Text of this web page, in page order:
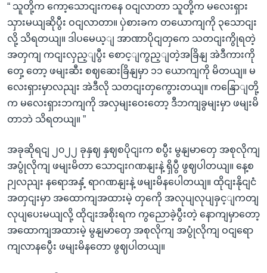
“ သူတို့က ကော့သောငျးကနေ ဝငျလာတာ သူတို့က မလေးရှား
သှားမယျဆိုပွီး ဝငျလာတာ။ ပှဲစားခက တယောကျကို ၃သောငျး
လို့ သိရတယျ။ ဒါပမေယ့ျ အာဏာပိုငျတှကေ သတငျးကွိုရတဲ့
အတှကျ ကငျးလှည့ျပွီး စောင့ျကွည့ျတဲ့အခြိနျ အဲဒီကားကို
တှေ့ တော့ ဖမျးဆီး စဈဆေးခြိနျမှာ ၁၁ ယောကျကို မိတယျ။ မ
လေးရှားမှာလညျး အဲဒီလို သတငျးတှကွေားတယျ။ ကနြောျတို့
က မလေးရှားဘကျကို အလှမျးဝေးတော့ ဒီဘကျခွမျးမှာ ဖမျးမိ
တာဘဲ သိရတယျ။ ”
အခုဆိုရငျ ၂၀၂၂ ခုနှဈ နှဈစပိုငျးက စပွီး မွနျမာတှေ အစုလိုကျ
အပွုံလိုကျ ဖမျးမိတာ သောငျးဂဏနျးနဲ့ ရှိပွီ ဖွဈပါတယျ။ နေ့စ
ဉျလညျး နရောအနှံ့ ရာဂဏနျးနဲ့ ဖမျးမိနပေါတယျ။ ထိုငျးနိုငျငံ
အတှငျးမှာ အထောကျအထားမဲ့ တှကေို အလုပျလုပျခှင့ျကတျ
လုပျပေးမယျလို့ ထိုငျးအစိုးရက ကွညောခဲ့ပွီးတဲ့ နောကျမှာတော့
အထောကျအထားမဲ့ မွနျမာတှေ အစုလိုကျ အပွုံလိုကျ ဝငျရော
ကျလာနပွေီး ဖမျးမိနတော ဖွဈပါတယျ။